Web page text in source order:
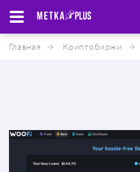
Главная Криптобиржи